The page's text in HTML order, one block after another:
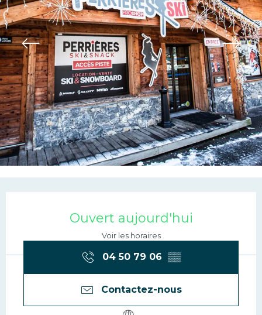
Ouverture et
Ouvert aujourd'hui
Voir les horaires
04 50 79 06 ▒▒
Contactez-nous